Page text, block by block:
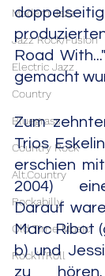
Modern Jazz
Jazz Rock/Fusion
Electric Jazz
Country
Bluegrass
Country Rock
Alt.Country
Rockabilly
Old Time Music
Rock'n'Roll
Road
gemacht
Zum
Trios
erschien
2004)
Darauf
Marc Ribot
b) und
zu